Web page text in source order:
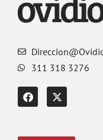
311 318 3276